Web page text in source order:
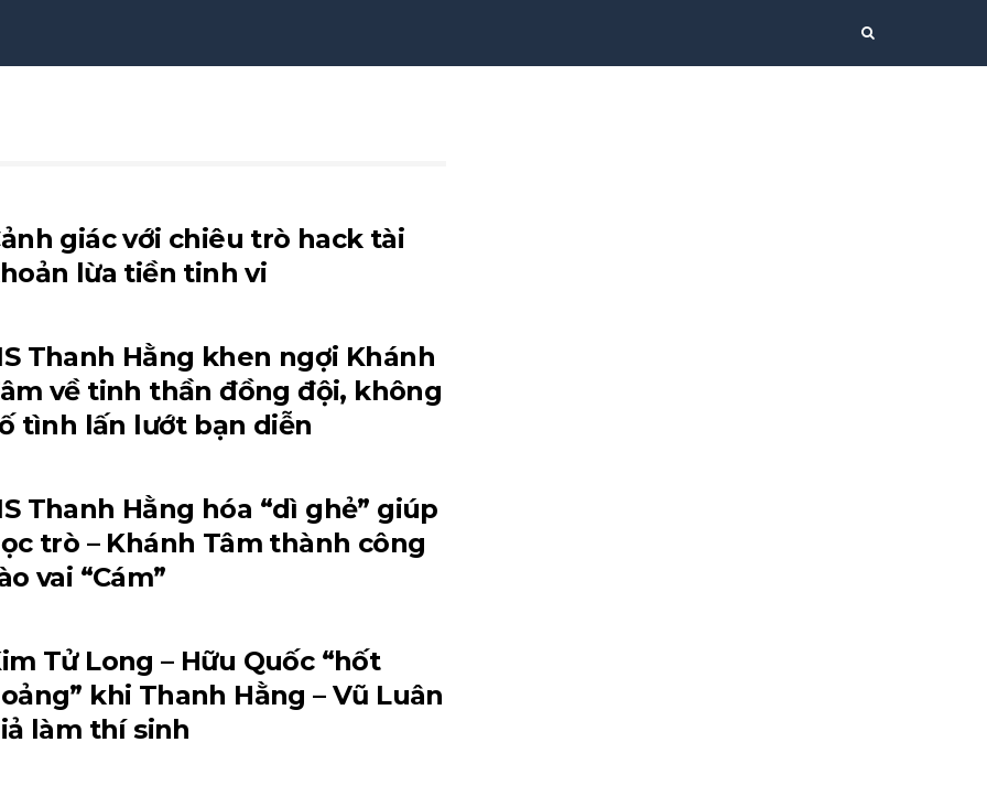
giác với chiêu trò hack tài
lừa tiền tinh vi
Thanh Hằng khen ngợi Khánh
về tinh thần đồng đội, không
tình lấn lướt bạn diễn
Thanh Hằng hóa “dì ghẻ” giúp
trò – Khánh Tâm thành công
vai “Cám”
Tử Long – Hữu Quốc “hốt
khi Thanh Hằng – Vũ Luân
làm thí sinh